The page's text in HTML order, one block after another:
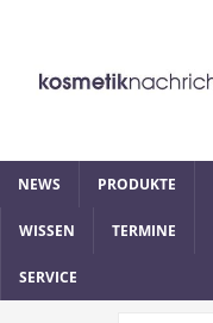
NEWS PRODUKTE
WISSEN TERMINE
SERVICE